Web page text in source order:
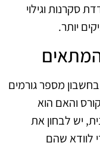
סקרנות וגילוי
יותר.
מספר גורמים
והאם הוא
יש לבחון את
לוודא שהם